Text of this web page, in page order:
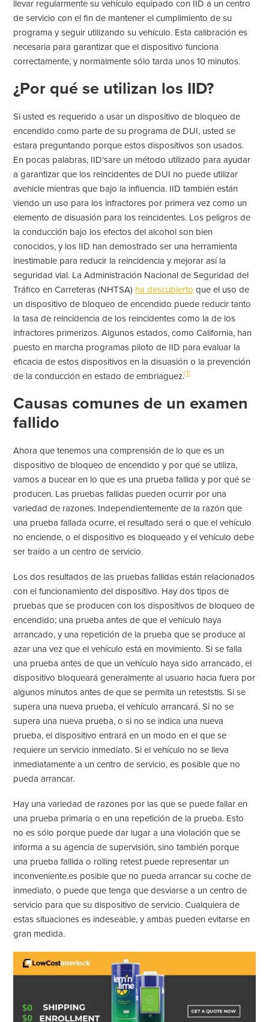
llevar regularmente su vehículo equipado con IID a un centro
de servicio con el fin de mantener el cumplimiento de su
programa y seguir utilizando su vehículo. Esta calibración es
necesaria para garantizar que el dispositivo funciona
correctamente, y normalmente sólo tarda unos 10 minutos.
¿Por qué se utilizan los IID?
Si usted es requerido a usar un dispositivo de bloqueo de
encendido como parte de su programa de DUI, usted se
estara preguntando porque estos dispositivos son usados.
En pocas palabras, IID'sare un método utilizado para ayudar
a garantizar que los reincidentes de DUI no puede utilizar
avehicle mientras que bajo la influencia. IID también están
viendo un uso para los infractores por primera vez como un
elemento de disuasión para los reincidentes. Los peligros de
la conducción bajo los efectos del alcohol son bien
conocidos, y los IID han demostrado ser una herramienta
inestimable para reducir la reincidencia y mejorar así la
seguridad vial. La Administración Nacional de Seguridad del
Tráfico en Carreteras (NHTSA) ha descubierto que el uso de
un dispositivo de bloqueo de encendido puede reducir tanto
la tasa de reincidencia de los reincidentes como la de los
infractores primerizos. Algunos estados, como California, han
puesto en marcha programas piloto de IID para evaluar la
eficacia de estos dispositivos en la disuasión o la prevención
de la conducción en estado de embriaguez.[1]
Causas comunes de un examen
fallido
Ahora que tenemos una comprensión de lo que es un
dispositivo de bloqueo de encendido y por qué se utiliza,
vamos a bucear en lo que es una prueba fallida y por qué se
producen. Las pruebas fallidas pueden ocurrir por una
variedad de razones. Independientemente de la razón que
una prueba fallada ocurre, el resultado será o que el vehículo
no enciende, o el dispositivo es bloqueado y el vehículo debe
ser traído a un centro de servicio.
Los dos resultados de las pruebas fallidas están relacionados
con el funcionamiento del dispositivo. Hay dos tipos de
pruebas que se producen con los dispositivos de bloqueo de
encendido; una prueba antes de que el vehículo haya
arrancado, y una repetición de la prueba que se produce al
azar una vez que el vehículo está en movimiento. Si se falla
una prueba antes de que un vehículo haya sido arrancado, el
dispositivo bloqueará generalmente al usuario hacia fuera por
algunos minutos antes de que se permita un reteststis. Si se
supera una nueva prueba, el vehículo arrancará. Si no se
supera una nueva prueba, o si no se indica una nueva
prueba, el dispositivo entrará en un modo en el que se
requiere un servicio inmediato. Si el vehículo no se lleva
inmediatamente a un centro de servicio, es posible que no
pueda arrancar.
Hay una variedad de razones por las que se puede fallar en
una prueba primaria o en una repetición de la prueba. Esto
no es sólo porque puede dar lugar a una violación que se
informa a su agencia de supervisión, sino también porque
una prueba fallida o rolling retest puede representar un
inconveniente.es posible que no pueda arrancar su coche de
inmediato, o puede que tenga que desviarse a un centro de
servicio para que su dispositivo de servicio. Cualquiera de
estas situaciones es indeseable, y ambas pueden evitarse en
gran medida.